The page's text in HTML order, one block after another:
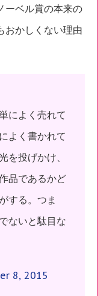
ーベル賞の本来の
おかしくない理由
によく売れて
よく書かれて
を投げかけ、
品であるかど
する。つま
ないと駄目な
8, 2015